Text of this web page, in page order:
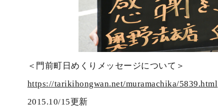
＜門前町日めくりメッセージについて＞
https://tarikihongwan.net/muramachika/5839.html
2015.10/15更新